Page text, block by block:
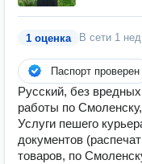
1 оценка В сети 1
Паспорт проверен
Русский, без
работы по
Услуги пешего
документов
товаров, по